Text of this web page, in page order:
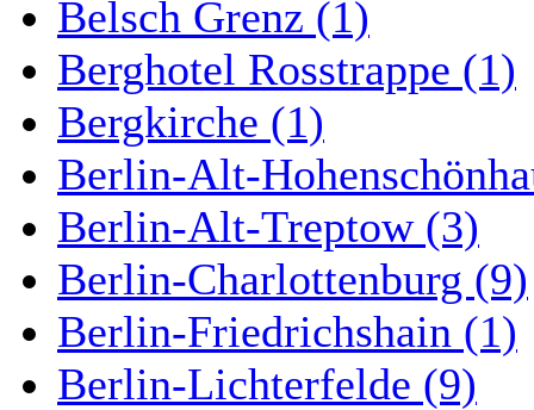
Belsch Grenz (1)
Berghotel Rosstrappe (1)
Bergkirche (1)
Berlin-Alt-
Berlin-Alt-Treptow (3)
Berlin-Charlottenburg (9)
Berlin-Friedrichshain (1)
Berlin-Lichterfelde (9)